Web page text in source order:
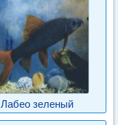
Лабео зеленый